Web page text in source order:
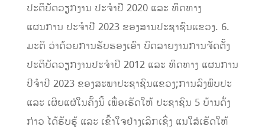
ປະຕິບັດວຽກງານ ປະຈໍາປີ 2020 ແລະ ທິດທາງ
ແຜນການ ປະຈຳປີ 2023 ຂອງສານປະຊາຊົນແຂວງ. 6.
ມະຕິ ວ່າດ້ວຍການຮັບຮອງເອົາ ບົດລາຍງານການຈັດຕັ້ງ
ປະຕິບັດວຽກງານປະຈຳປີ 2012 ແລະ ທິດທາງ ແຜນການ
ປີຈໍາປີ 2023 ຂອງສະພາປະຊາຊົນແຂວງ;ການລົງພົບປະ
ແລະ ເຜີຍແຜ່ໃນຄັ້ງນີ ເພື່ອເຮັດໃຫ ປະຊາຊົນ 5 ບ້ານດັ່ງ
ກ່າວ ໄດ້ຮັບຮູ ແລະ ເຂົ້າໃຈຢ່າງເລິກເຊິ່ງ ແນໃສ່ເຮັດໃຫ້